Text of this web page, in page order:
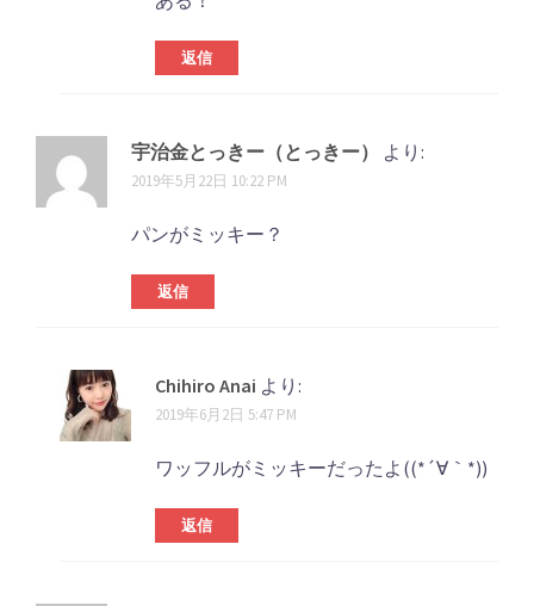
返信
宇治金とっきー（とっきー） より:
2019年5月22日 10:22 PM
パンがミッキー？
返信
Chihiro Anai より:
2019年6月2日 5:47 PM
ワッフルがミッキーだったよ((*´∀｀*))
返信